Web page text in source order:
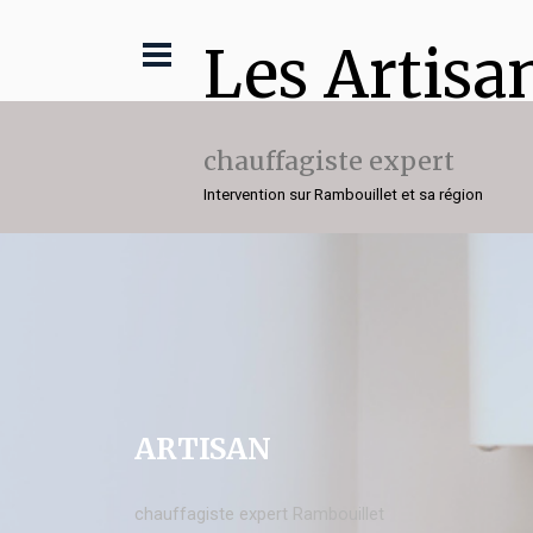
Les
chauffagiste expert
Intervention sur Rambouillet et sa région
ARTISAN
chauffagiste expert Rambouillet